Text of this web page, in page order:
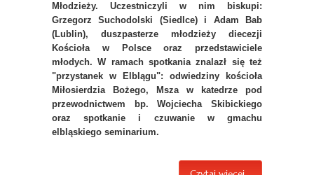
Młodzieży. Uczestniczyli w nim biskupi:
Grzegorz Suchodolski (Siedlce) i Adam Bab
(Lublin), duszpasterze młodzieży diecezji
Kościoła w Polsce oraz przedstawiciele
młodych. W ramach spotkania znalazł się też
"przystanek w Elblągu": odwiedziny kościoła
Miłosierdzia Bożego, Msza w katedrze pod
przewodnictwem bp. Wojciecha Skibickiego
oraz spotkanie i czuwanie w gmachu
elbląskiego seminarium.